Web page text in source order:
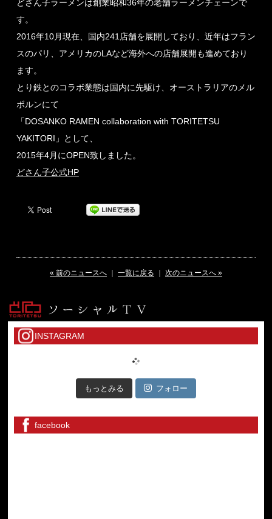
どさん子ラーメンは創業昭和36年の老舗ラーメンチェーンで
す。
2016年10月現在、国内241店舗を展開しており、近年はフラン
スのパリ、アメリカのLAなど海外への店舗展開も進めており
ます。
とり鉄とのコラボ業態は国内に先駆け、オーストラリアのメル
ボルンにて
「DOSANKO RAMEN collaboration with TORITETSU
YAKITORI」として、
2015年4月にOPEN致しました。
どさん子公式HP
« 前のニュースへ 一覧に戻る 次のニュースへ »
INSTAGRAM
もっとみる フォロー
facebook